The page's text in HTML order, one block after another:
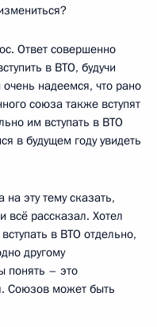
Ответ совершенно
в ВТО, будучи
надеемся, что рано
союза также вступят
им вступать в ВТО
в будущем году увидеть
эту тему сказать,
рассказал. Хотел
в ВТО отдельно,
другому
понять – это
Союзов может быть